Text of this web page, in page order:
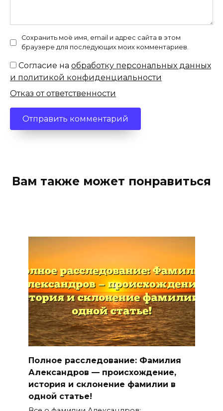
Сохранить моё имя, email и адрес сайта в этом
браузере для последующих моих комментариев.
Согласие на обработку персональных данных
и политикой конфиденциальности
Отказ от ответственности
Вам также может понравиться
Полное расследование: Фамилия
Александров — происхождение,
история и склонение фамилии в
одной статье!